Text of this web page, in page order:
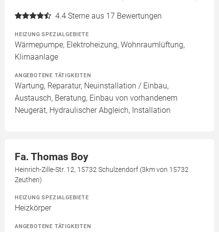
4.4 Sterne aus 17 Bewertungen
HEIZUNG SPEZIALGEBIETE
Wärmepumpe, Elektroheizung, Wohnraumlüftung,
Klimaanlage
ANGEBOTENE TÄTIGKEITEN
Wartung, Reparatur, Neuinstallation / Einbau,
Austausch, Beratung, Einbau von vorhandenem
Neugerät, Hydraulischer Abgleich, Installation
Fa. Thomas Boy
Heinrich-Zille-Str. 12, 15732 Schulzendorf (3km von 15732
Zeuthen)
HEIZUNG SPEZIALGEBIETE
Heizkörper
ANGEBOTENE TÄTIGKEITEN